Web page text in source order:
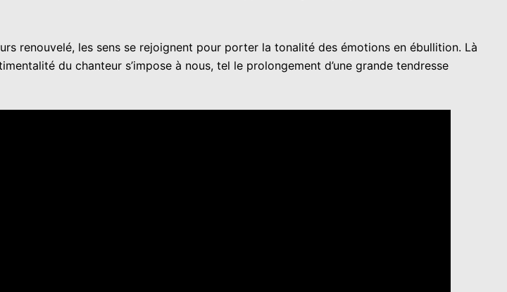
renouvelé, les sens se rejoignent pour porter la tonalité des émotions en ébullition. Là
du chanteur s’impose à nous, tel le prolongement d’une grande tendresse